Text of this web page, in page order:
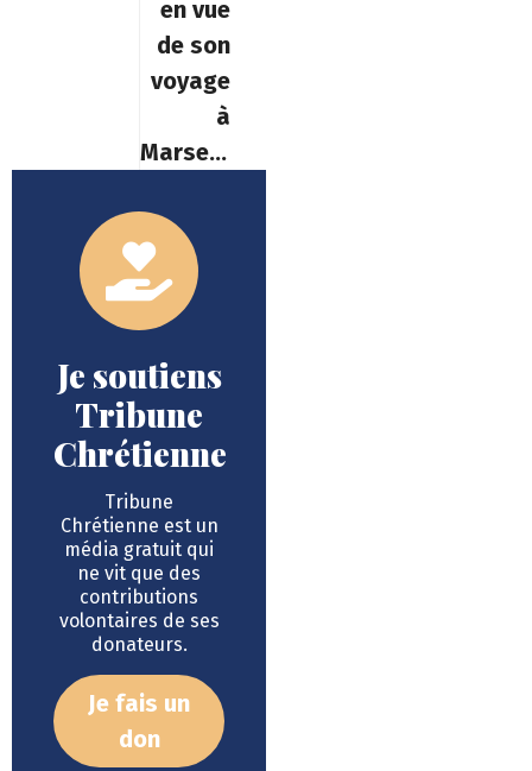
en vue
de son
voyage
à
Marseille
Je soutiens
Tribune
Chrétienne
Tribune
Chrétienne est un
média gratuit qui
ne vit que des
contributions
volontaires de ses
donateurs.
Je fais un
don